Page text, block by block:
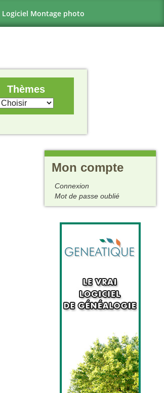
Logiciel Montage photo
Thèmes
Mon compte
Connexion
Mot de passe oublié